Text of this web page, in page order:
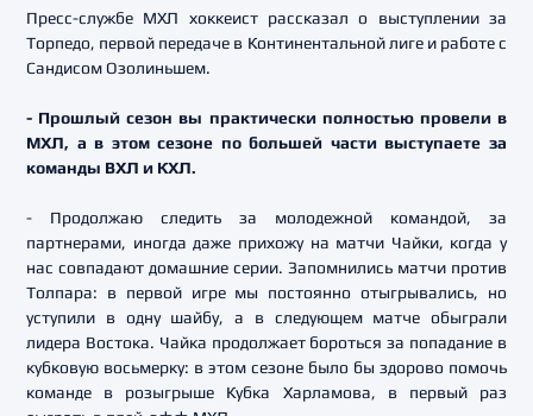
Пресс-службе МХЛ хоккеист рассказал о выступлении за
Торпедо, первой передаче в Континентальной лиге и работе с
Сандисом Озолиньшем.
- Прошлый сезон вы практически полностью провели в
МХЛ, а в этом сезоне по большей части выступаете за
команды ВХЛ и КХЛ.
- Продолжаю следить за молодежной командой, за
партнерами, иногда даже прихожу на матчи Чайки, когда у
нас совпадают домашние серии. Запомнились матчи против
Толпара: в первой игре мы постоянно отыгрывались, но
уступили в одну шайбу, а в следующем матче обыграли
лидера Востока. Чайка продолжает бороться за попадание в
кубковую восьмерку: в этом сезоне было бы здорово помочь
команде в розыгрыше Кубка Харламова, в первый раз